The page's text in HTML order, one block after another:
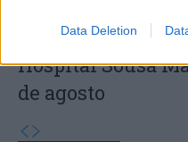
Data Deletion
Colheita de
Hospital Sousa
de agosto